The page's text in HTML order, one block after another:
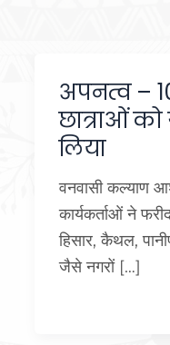
अपनत्व –
छात्राओं
लिया
वनवासी कल्याण
कार्यकर्ताओं ने
हिसार, कैथल,
जैसे नगरों […]